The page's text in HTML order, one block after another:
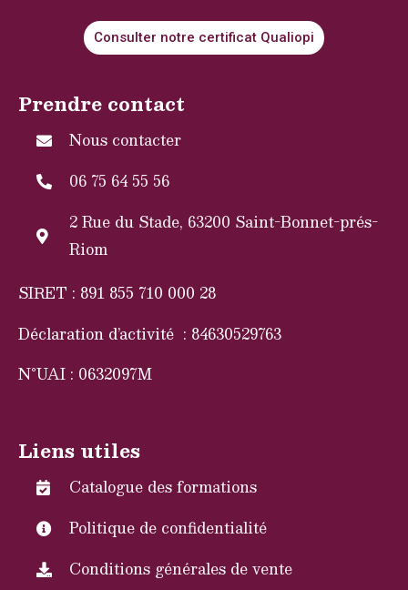
Consulter notre certificat Qualiopi
Prendre contact
Nous contacter
06 75 64 55 56
2 Rue du Stade, 63200 Saint-Bonnet-prés-
Riom
SIRET : 891 855 710 000 28
Déclaration d’activité : 84630529763
N°UAI : 0632097M
Liens utiles
Catalogue des formations
Politique de confidentialité
Conditions générales de vente